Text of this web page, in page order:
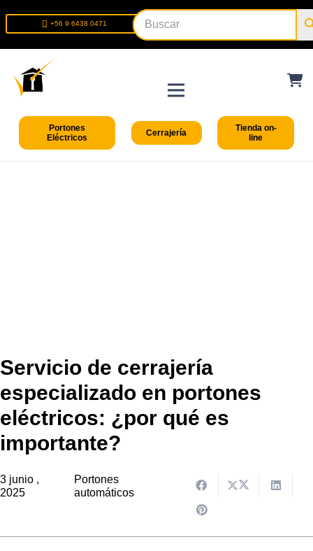
+56 9 6438 0471
Portones
Eléctricos
Cerrajería
Tienda on-
line
Servicio de cerrajería
especializado en portones
eléctricos: ¿por qué es
importante?
3 junio ,
2025
Portones
automáticos